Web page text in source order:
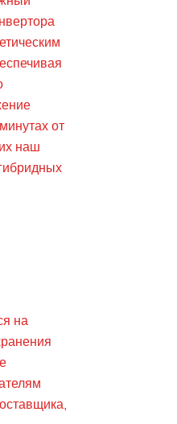
от
наш
на